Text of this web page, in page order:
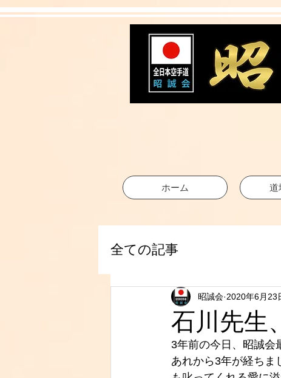
ホーム 道
全ての記事
石川先生
昭誠会 2020年6月23
3年前の今日、昭誠会
あれから3年が経ちま